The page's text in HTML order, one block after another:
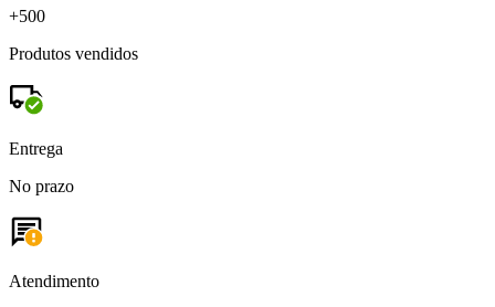
+500
Produtos vendidos
Entrega
No prazo
Atendimento